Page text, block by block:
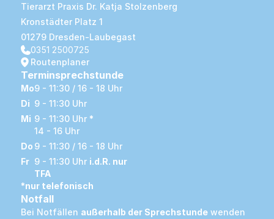
Tierarzt Praxis Dr. Katja Stolzenberg
Kronstädter Platz 1
01279 Dresden-Laubegast
0351 2500725
Routenplaner
Terminsprechstunde
*nur telefonisch
Mo
Di
Mi
Do
Fr
9 - 11:30 / 16 - 18 Uhr
9 - 11:30 Uhr
9 - 11:30 Uhr *
14 - 16 Uhr
9 - 11:30 / 16 - 18 Uhr
9 - 11:30 Uhr i.d.R. nur
TFA
Notfall
Bei Notfällen außerhalb der Sprechstunde wenden